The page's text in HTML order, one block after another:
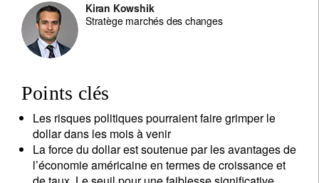
Kiran Kowshik
Stratège marchés des changes
Points clés
Les risques politiques pourraient faire grimper le
dollar dans les mois à venir
La force du dollar est soutenue par les avantages de
l’économie américaine en termes de croissance et